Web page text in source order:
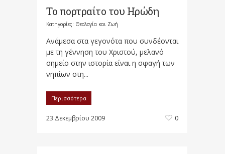
Το πορτραίτο του Ηρώδη
Κατηγορίες: Θεολογία και Ζωή
Ανάμεσα στα γεγονότα που συνδέονται
με τη γέννηση του Χριστού, μελανό
σημείο στην ιστορία είναι η σφαγή των
νηπίων στη...
Περισσότερα
23 Δεκεμβρίου 2009 0